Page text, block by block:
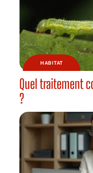
HABITAT
Quel traitement
?